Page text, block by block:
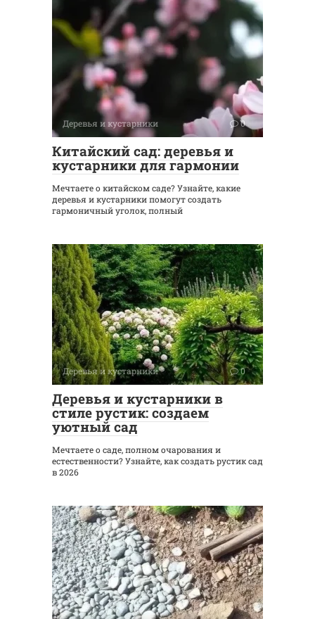
Деревья и кустарники 0
Китайский сад: деревья и
кустарники для гармонии
Мечтаете о китайском саде? Узнайте, какие
деревья и кустарники помогут создать
гармоничный уголок, полный
Деревья и кустарники 0
Деревья и кустарники в
стиле рустик: создаем
уютный сад
Мечтаете о саде, полном очарования и
естественности? Узнайте, как создать рустик сад
в 2026